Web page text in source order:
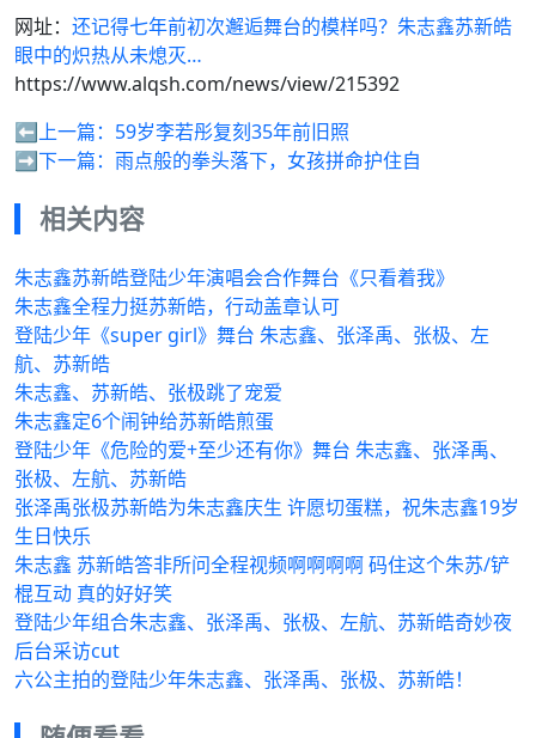
网址： 还记得七年前初次邂逅舞台的模样吗？朱志鑫苏新皓
眼中的炽热从未熄灭…
https://www.alqsh.com/news/view/215392
⬅️上一篇： 59岁李若彤复刻35年前旧照
➡️下一篇： 雨点般的拳头落下，女孩拼命护住自
相关内容
朱志鑫苏新皓登陆少年演唱会合作舞台《只看着我》
朱志鑫全程力挺苏新皓，行动盖章认可
登陆少年《super girl》舞台 朱志鑫、张泽禹、张极、左
航、苏新皓
朱志鑫、苏新皓、张极跳了宠爱
朱志鑫定6个闹钟给苏新皓煎蛋
登陆少年《危险的爱+至少还有你》舞台 朱志鑫、张泽禹、
张极、左航、苏新皓
张泽禹张极苏新皓为朱志鑫庆生 许愿切蛋糕，祝朱志鑫19岁
生日快乐
朱志鑫 苏新皓答非所问全程视频啊啊啊啊 码住这个朱苏/铲
棍互动 真的好好笑
登陆少年组合朱志鑫、张泽禹、张极、左航、苏新皓奇妙夜
后台采访cut
六公主拍的登陆少年朱志鑫、张泽禹、张极、苏新皓！